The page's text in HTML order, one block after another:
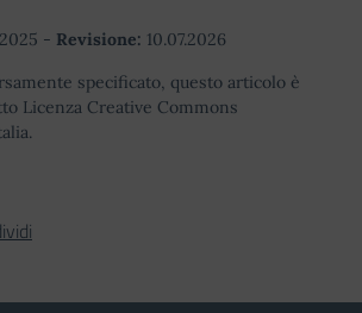
- Revisione: 10.07.2026
specificato, questo articolo è
Licenza Creative Commons